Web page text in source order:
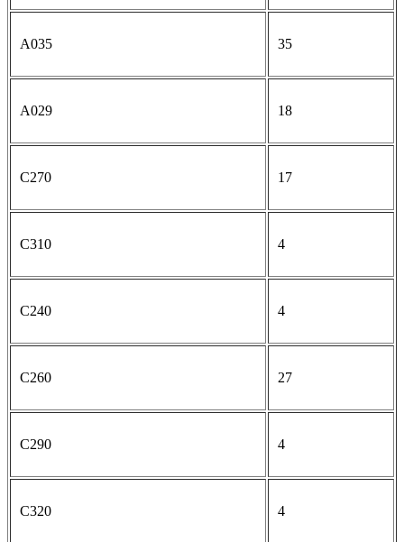
A035 35
A029 18
C270 17
C310 4
C240 4
C260 27
C290 4
C320 4